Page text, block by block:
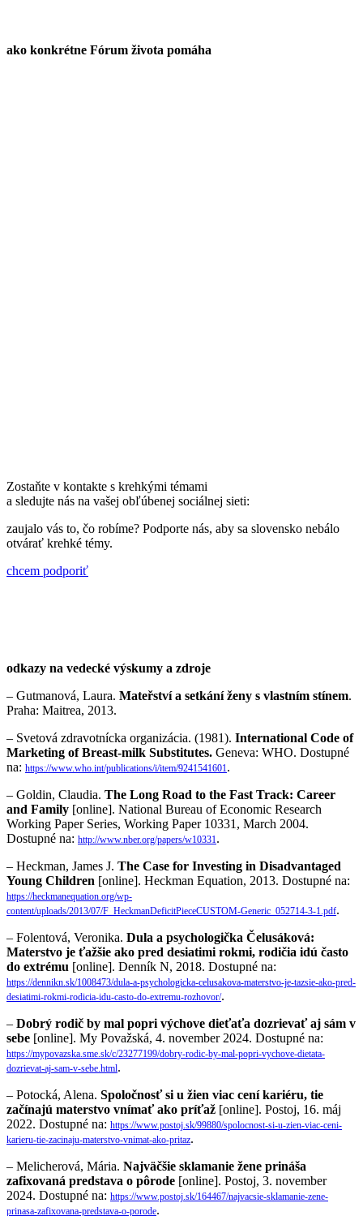
ako konkrétne Fórum života pomáha
Zostaňte v kontakte s krehkými témami
a sledujte nás na vašej obľúbenej sociálnej sieti:
zaujalo vás to, čo robíme? Podporte nás, aby sa slovensko nebálo
otvárať krehké témy.
chcem podporiť
odkazy na vedecké výskumy a zdroje
– Gutmanová, Laura. Mateřství a setkání ženy s vlastním stínem.
Praha: Maitrea, 2013.
– Svetová zdravotnícka organizácia. (1981). International Code of
Marketing of Breast-milk Substitutes. Geneva: WHO. Dostupné
na: https://www.who.int/publications/i/item/9241541601.
– Goldin, Claudia. The Long Road to the Fast Track: Career
and Family [online]. National Bureau of Economic Research
Working Paper Series, Working Paper 10331, March 2004.
Dostupné na: http://www.nber.org/papers/w10331.
– Heckman, James J. The Case for Investing in Disadvantaged
Young Children [online]. Heckman Equation, 2013. Dostupné na:
https://heckmanequation.org/wp-
content/uploads/2013/07/F_HeckmanDeficitPieceCUSTOM-Generic_052714-3-1.pdf.
– Folentová, Veronika. Dula a psychologička Čelusáková:
Materstvo je ťažšie ako pred desiatimi rokmi, rodičia idú často
do extrému [online]. Denník N, 2018. Dostupné na:
https://dennikn.sk/1008473/dula-a-psychologicka-celusakova-materstvo-je-tazsie-ako-pred-
desiatimi-rokmi-rodicia-idu-casto-do-extremu-rozhovor/.
– Dobrý rodič by mal popri výchove dieťaťa dozrievať aj sám v
sebe [online]. My Považská, 4. november 2024. Dostupné na:
https://mypovazska.sme.sk/c/23277199/dobry-rodic-by-mal-popri-vychove-dietata-
dozrievat-aj-sam-v-sebe.html.
– Potocká, Alena. Spoločnosť si u žien viac cení kariéru, tie
začínajú materstvo vnímať ako príťaž [online]. Postoj, 16. máj
2022. Dostupné na: https://www.postoj.sk/99880/spolocnost-si-u-zien-viac-ceni-
karieru-tie-zacinaju-materstvo-vnimat-ako-pritaz.
– Melicherová, Mária. Najväčšie sklamanie žene prináša
zafixovaná predstava o pôrode [online]. Postoj, 3. november
2024. Dostupné na: https://www.postoj.sk/164467/najvacsie-sklamanie-zene-
prinasa-zafixovana-predstava-o-porode.